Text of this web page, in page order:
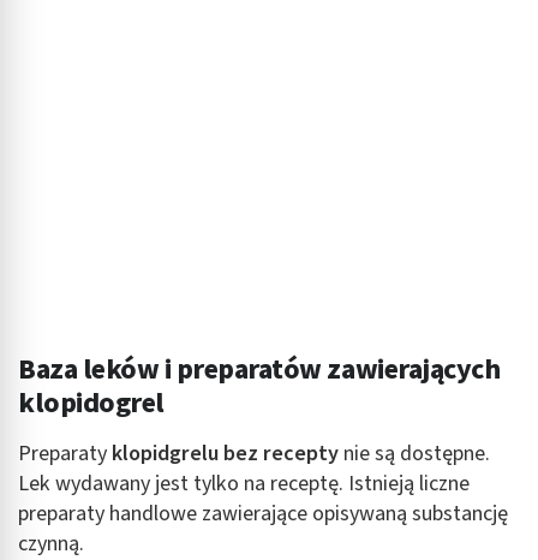
Baza leków i preparatów zawierających
klopidogrel
Preparaty klopidgrelu bez recepty nie są dostępne.
Lek wydawany jest tylko na receptę. Istnieją liczne
preparaty handlowe zawierające opisywaną substancję
czynną.